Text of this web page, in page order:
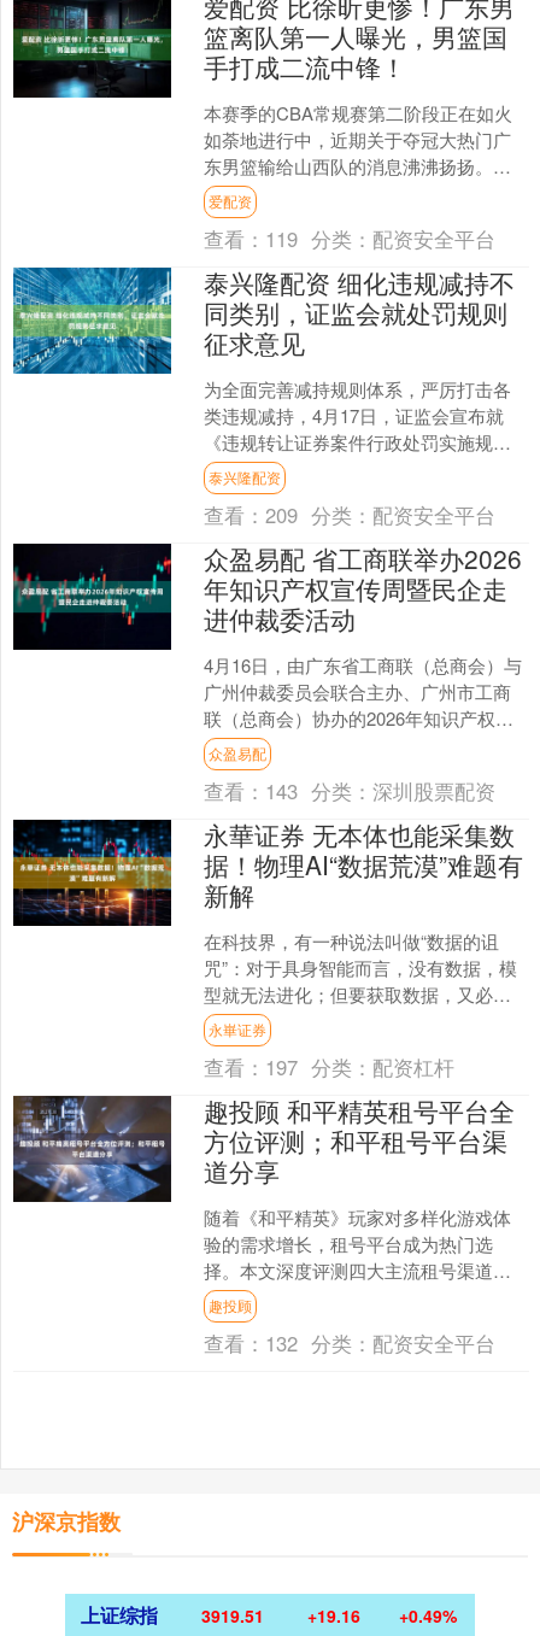
篮离队第一人曝光，男篮国
手打成二流中锋！
本赛季的CBA常规赛第二阶段正在如火
如荼地进行中，近期关于夺冠大热门广
东男篮输给山西队的消息沸沸扬扬。要
知道，这一场比赛关乎广东队能不能冲
击积分榜第四，而且还是....
爱配资
查看： 119 分类： 配资安全平台
泰兴隆配资 细化违规减持不
同类别，证监会就处罚规则
征求意见
为全面完善减持规则体系，严厉打击各
类违规减持，4月17日，证监会宣布就
《违规转让证券案件行政处罚实施规则
（征求意见稿）》（简称《规则》）公
开征求意见。 对于《规....
泰兴隆配资
查看：209 分类： 配资安全平台
众盈易配 省工商联举办2026
年知识产权宣传周暨民企走
进仲裁委活动
4月16日，由广东省工商联（总商会）与
广州仲裁委员会联合主办、广州市工商
联（总商会）协办的2026年知识产权宣
传周暨民营企业走进仲裁委活动在广州
举办。活动旨在深....
众盈易配
查看： 143 分类：深圳股票配资
永華证券 无本体也能采集数
据！物理AI“数据荒漠”难题有
新解
在科技界，有一种说法叫做“数据的诅
咒”：对于具身智能而言，没有数据，模
型就无法进化；但要获取数据，又必须
依赖昂贵的机器人本体进行操作。这就
陷入了一个死循环——因....
永崋证券
查看： 197 分类： 配资杠杆
趣投顾 和平精英租号平台全
方位评测；和平租号平台渠
道分享
随着《和平精英》玩家对多样化游戏体
验的需求增长，租号平台成为热门选
择。本文深度评测四大主流租号渠道
——万民租号、租号游、租号馆及闲
鱼，助你找到最适合的租赁方案。....
趣投顾
查看： 132 分类： 配资安全平台
沪深京指数
上证综指 3919.51 +19.16 +0.49%